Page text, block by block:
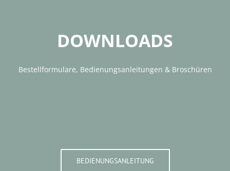
DOWNLOADS
Bestellformulare, Bedienungsanleitungen & Broschüren
BEDIENUNGSANLEITUNG